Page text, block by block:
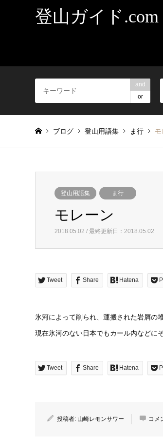
登山ガイド.com
and
or
ブログ 登山用語集 ま行
登山用語集 ま行
モレーン
2018.05.02 / 最終更新日：2018.05.02
Tweet Share Hatena
氷河によって削られ、運搬された岩屑の
現在氷河のない日本でもカール内などに
Tweet Share Hatena
投稿者: 山崎レモンサワー コメ